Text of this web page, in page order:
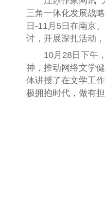
三角一体化发展战
日-11 月 5日在南京
讨，开展深扎活动
10月 28日下午
神，推动网络文学
体讲授了在文学工
极拥抱时代，做有